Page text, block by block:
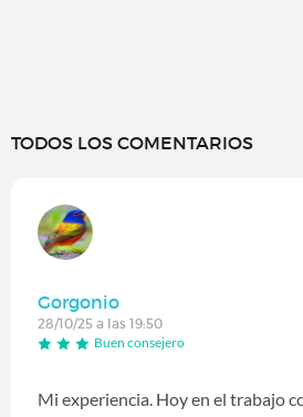
TODOS LOS COMENTARIOS
Gorgonio
28/10/25 a las 19:50
Buen consejero
Mi experiencia. Hoy en el trabajo